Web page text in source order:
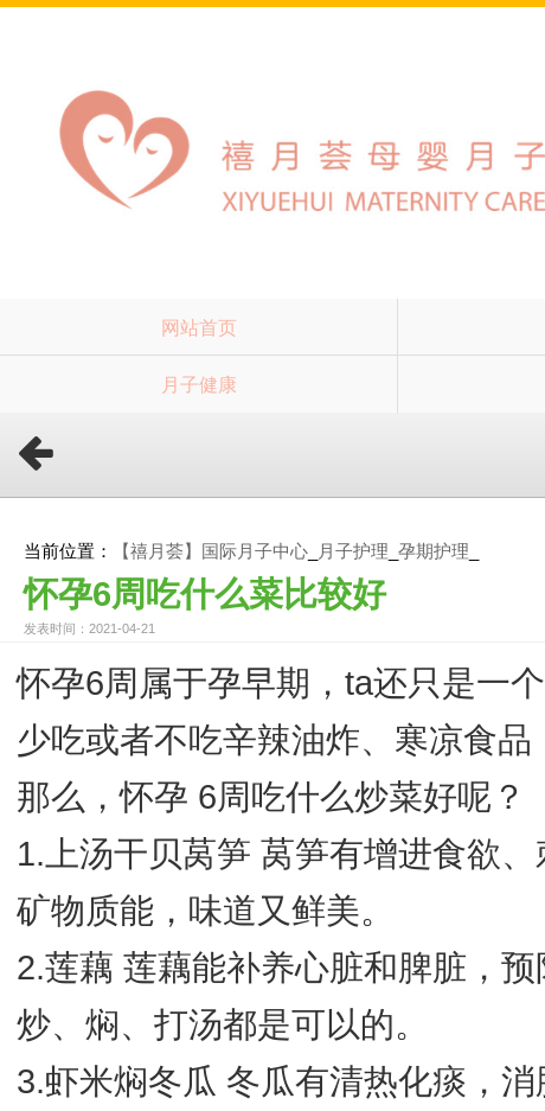
网站首页
月子健康
当前位置： 【禧月荟】国际月子中心 月子护理 孕期护理
怀孕6周吃什么菜比较好
发表时间：2021-04-21
怀孕6周属于孕早期，ta还只是一
少吃或者不吃辛辣油炸、寒凉食品
那么，怀孕 6周吃什么炒菜好呢？
1.上汤干贝莴笋 莴笋有增进食欲
矿物质能，味道又鲜美。
2.莲藕 莲藕能补养心脏和脾脏，
炒、焖、打汤都是可以的。
3.虾米焖冬瓜 冬瓜有清热化痰，